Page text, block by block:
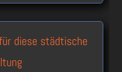
diese städtische